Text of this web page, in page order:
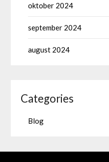
oktober 2024
september 2024
august 2024
Categories
Blog